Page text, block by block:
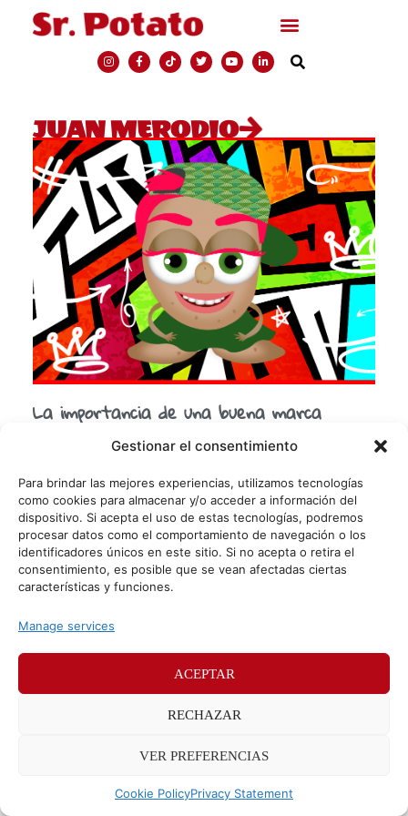
Gestionar el consentimiento
Para brindar las mejores experiencias, utilizamos tecnologías
como cookies para almacenar y/o acceder a información del
dispositivo. Si acepta el uso de estas tecnologías, podremos
procesar datos como el comportamiento de navegación o los
identificadores únicos en este sitio. Si no acepta o retira el
consentimiento, es posible que se vean afectadas ciertas
características y funciones.
Manage services
ACEPTAR
RECHAZAR
VER PREFERENCIAS
Cookie PolicyPrivacy Statement
JUAN MERODIO
La importancia de una buena marca
personal
duda. Cada vez son más los usuarios que se suman a esta
nueva modalidad llenando
© Sr. Potato 2026